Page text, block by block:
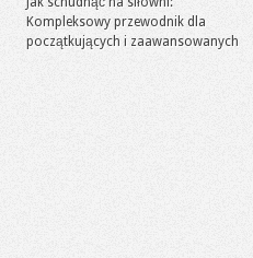
Kompleksowy przewodnik dla
początkujących i zaawansowanych